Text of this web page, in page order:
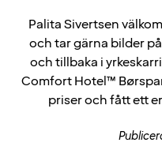
Palita Sivertsen
och tar gärna bilder
och tillbaka i
Comfort Hotel™
priser och fått ett